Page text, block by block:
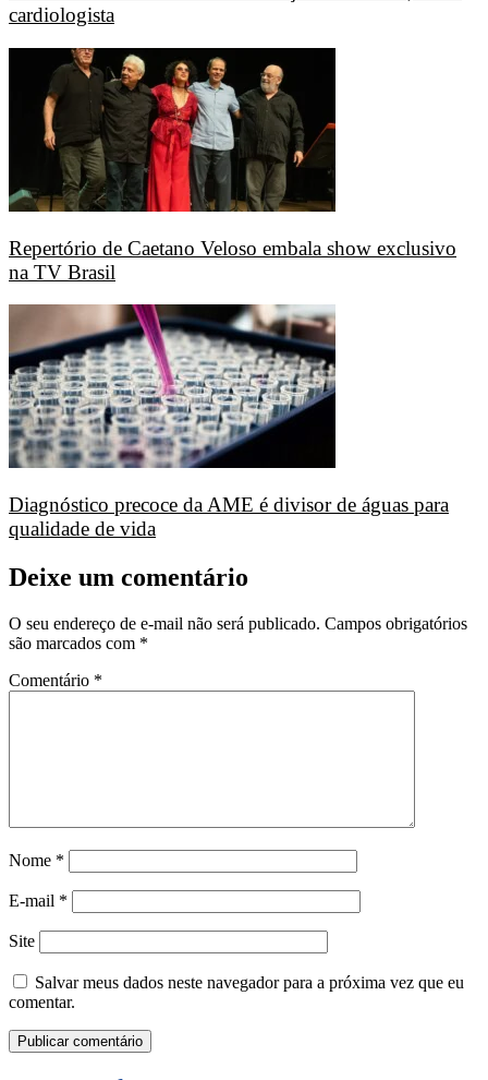
cardiologista
Repertório de Caetano Veloso embala show exclusivo
na TV Brasil
Diagnóstico precoce da AME é divisor de águas para
qualidade de vida
Deixe um comentário
O seu endereço de e-mail não será publicado. Campos obrigatórios
são marcados com *
Comentário *
Nome *
E-mail *
Site
Salvar meus dados neste navegador para a próxima vez que eu
comentar.